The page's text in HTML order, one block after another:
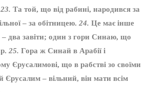
23. Та той, що від рабині, народився за
– за обітницею. 24. Це має інше
– два завіти; один з гори Синаю, що
25. Гора ж Синай в Арабії і
Єрусалимові, що в рабстві зо своїми
Єрусалим – вільний, він мати всім